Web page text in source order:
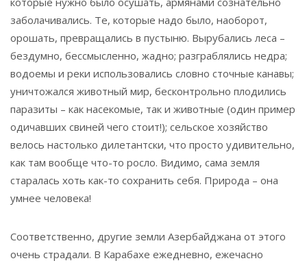
заболачивались. Те, которые надо было, наоборот,
орошать, превращались в пустыню. Вырубались леса –
бездумно, бессмысленно, жадно; разграблялись недра;
водоемы и реки использовались словно сточные канавы;
уничтожался животный мир, бесконтрольно плодились
паразиты – как насекомые, так и животные (один пример
одичавших свиней чего стоит!); сельское хозяйство
велось настолько дилетантски, что просто удивительно,
как там вообще что-то росло. Видимо, сама земля
старалась хоть как-то сохранить себя. Природа – она
умнее человека!
Соответственно, другие земли Азербайджана от этого
очень страдали. В Карабахе ежедневно, ежечасно